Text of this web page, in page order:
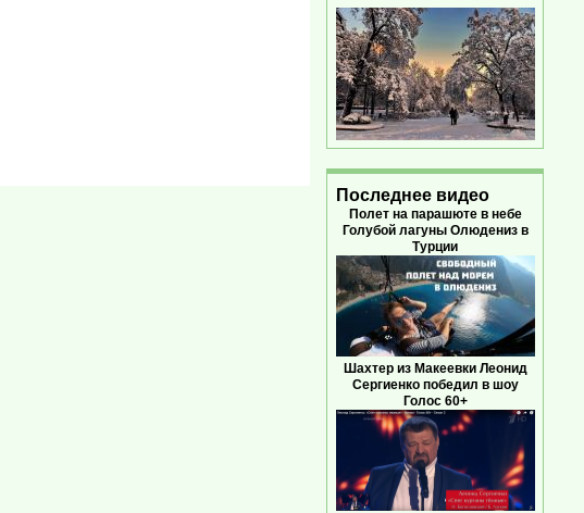
Последнее видео
Полет на парашюте в небе
Голубой лагуны Олюдениз в
Турции
Шахтер из Макеевки Леонид
Сергиенко победил в шоу
Голос 60+